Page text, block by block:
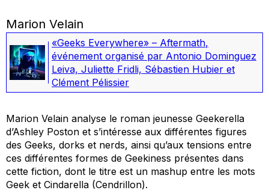
Marion Velain
«Geeks Everywhere» – Aftermath,
événement organisé par Antonio Dominguez
Leiva, Juliette Fridli, Sébastien Hubier et
Clément Pélissier
Marion Velain analyse le roman jeunesse Geekerella
d’Ashley Poston et s’intéresse aux différentes figures
des Geeks, dorks et nerds, ainsi qu’aux tensions entre
ces différentes formes de Geekiness présentes dans
cette fiction, dont le titre est un mashup entre les mots
Geek et Cindarella (Cendrillon).